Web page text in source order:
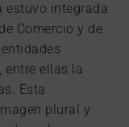
estuvo integrada
Comercio y de
entre ellas la
Esta
plural y